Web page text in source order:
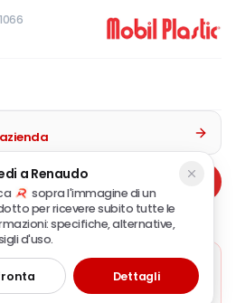
Aggiungi
Modifica
· Altezza mm.950 · Capacità lt.
a Renaudo
sopra l'immagine di un
per ricevere subito tutte le
specifiche, alternative,
d'uso.
Dettagli